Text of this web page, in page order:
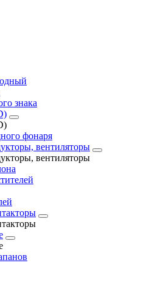
знака
фонаря
вентиляторы
вентиляторы